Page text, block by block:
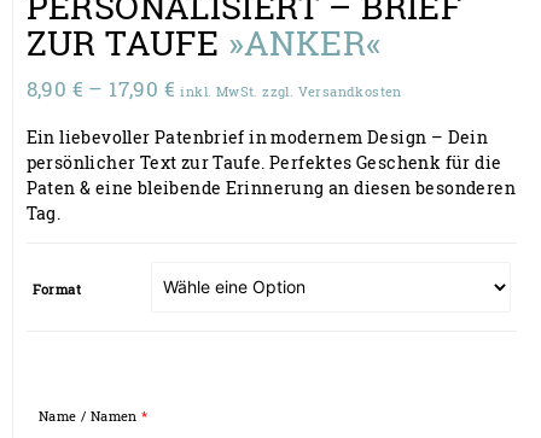
ZUR TAUFE »ANKER«
8,90 € – 17,90 €Preisspanne:
bis
17,90 €
inkl. MwSt. zzgl. Versandkosten
Ein liebevoller Patenbrief in modernem Design – Dein
persönlicher Text zur Taufe. Perfektes Geschenk für die
Paten & eine bleibende Erinnerung an diesen besonderen
Tag.
Format
Name / Namen *